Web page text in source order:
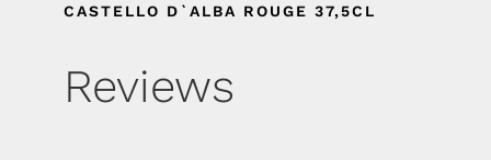
CASTELLO D`ALBA ROUGE 37,5CL
Reviews